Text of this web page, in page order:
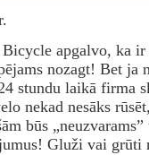
apgalvo, ka
nozagt! Bet ja
stundu laikā firma
nekad nesāks
būs
Gluži vai grūti